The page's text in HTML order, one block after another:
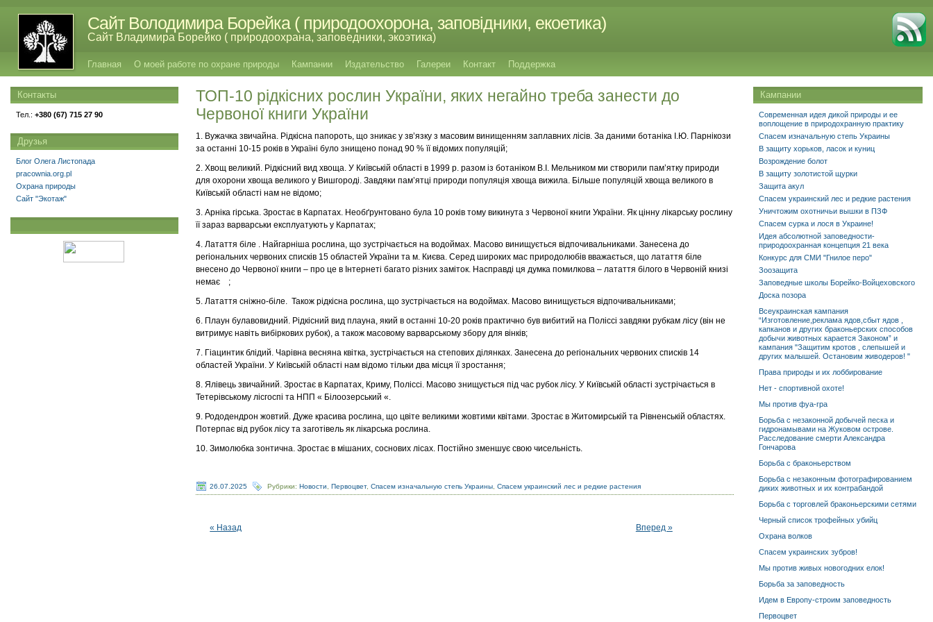
Сайт Володимира Борейка ( природоохорона, заповідники, екоетика)
Сайт Владимира Борейко ( природоохрана, заповедники, экоэтика)
Главная О моей работе по охране природы Кампании Издательство Галереи Контакт Поддержка
ТОП-10 рідкісних рослин України, яких негайно треба занести до
Червоної книги України
1. Вужачка звичайна. Рідкісна папороть, що зникає у зв’язку з масовим винищенням заплавних лісів. За даними ботаніка І.Ю. Парнікози
за останні 10-15 років в Україні було знищено понад 90 % її відомих популяцій;
2. Хвощ великий. Рідкісний вид хвоща. У Київській області в 1999 р. разом із ботаніком В.І. Мельником ми створили пам’ятку природи
для охорони хвоща великого у Вишгороді. Завдяки пам’ятці природи популяція хвоща вижила. Більше популяцій хвоща великого в
Київській області нам не відомо;
3. Арніка гірська. Зростає в Карпатах. Необґрунтовано була 10 років тому викинута з Червоної книги України. Як цінну лікарську рослину
її зараз варварськи експлуатують у Карпатах;
4. Латаття біле . Найгарніша рослина, що зустрічається на водоймах. Масово винищується відпочивальниками. Занесена до
регіональних червоних списків 15 областей України та м. Києва. Серед широких мас природолюбів вважається, що латаття біле
внесено до Червоної книги – про це в Інтернеті багато різних заміток. Насправді ця думка помилкова – латаття білого в Червоній книзі
немає ;
5. Латаття сніжно-біле. Також рідкісна рослина, що зустрічається на водоймах. Масово винищується відпочивальниками;
6. Плаун булавовидний. Рідкісний вид плауна, який в останні 10-20 років практично був вибитий на Поліссі завдяки рубкам лісу (він не
витримує навіть вибіркових рубок), а також масовому варварському збору для вінків;
7. Гіацинтик блідий. Чарівна весняна квітка, зустрічається на степових ділянках. Занесена до регіональних червоних списків 14
областей України. У Київській області нам відомо тільки два місця її зростання;
8. Ялівець звичайний. Зростає в Карпатах, Криму, Поліссі. Масово знищується під час рубок лісу. У Київській області зустрічається в
Тетерівському лісгоспі та НПП « Білоозерський «.
9. Рододендрон жовтий. Дуже красива рослина, що цвіте великими жовтими квітами. Зростає в Житомирській та Рівненській областях.
Потерпає від рубок лісу та заготівель як лікарська рослина.
10. Зимолюбка зонтична. Зростає в мішаних, соснових лісах. Постійно зменшує свою чисельність.
26.07.2025 Рубрики:Новости ,Первоцвет,Спасем изначальную степь Украины ,Спасем украинский лес и редкие растения
« Назад Вперед »
Кампании
Современная идея дикой природы и ее
воплощение в природохранную практику
Спасем изначальную степь Украины
В защиту хорьков, ласок и куниц
Возрождение болот
В защиту золотистой щурки
Защита акул
Спасем украинский лес и редкие растения
Уничтожим охотничьи вышки в ПЗФ
Спасем сурка и лося в Украине!
Идея абсолютной заповедности-
природоохранная концепция 21 века
Конкурс для СМИ "Гнилое перо"
Зоозащита
Заповедные школы Борейко-Войцеховского
Доска позора
Всеукраинская кампания
“Изготовление,реклама ядов,сбыт ядов ,
капканов и других браконьерских способов
добычи животных карается Законом” и
кампания "Защитим кротов , слепышей и
других малышей. Остановим живодеров! "
Права природы и их лоббирование
Нет - спортивной охоте!
Мы против фуа-гра
Борьба с незаконной добычей песка и
гидронамывами на Жуковом острове.
Расследование смерти Александра
Гончарова
Борьба с браконьерством
Борьба с незаконным фотографированием
диких животных и их контрабандой
Борьба с торговлей браконьерскими сетями
Черный список трофейных убийц
Охрана волков
Спасем украинских зубров!
Мы против живых новогодних елок!
Борьба за заповедность
Идем в Европу-строим заповедность
Первоцвет
Контакты
Тел.: +380 (67) 715 27 90
Друзья
Блог Олега Листопада
pracownia.org.pl
Охрана природы
Сайт "Экотаж"